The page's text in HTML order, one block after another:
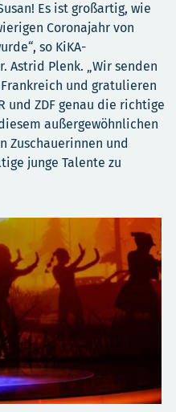
Es ist großartig, wie
Coronajahr von
so KiKA-
Astrid Plenk. „Wir senden
und gratulieren
und ZDF genau die richtige
außergewöhnlichen
Zuschauerinnen und
junge Talente zu